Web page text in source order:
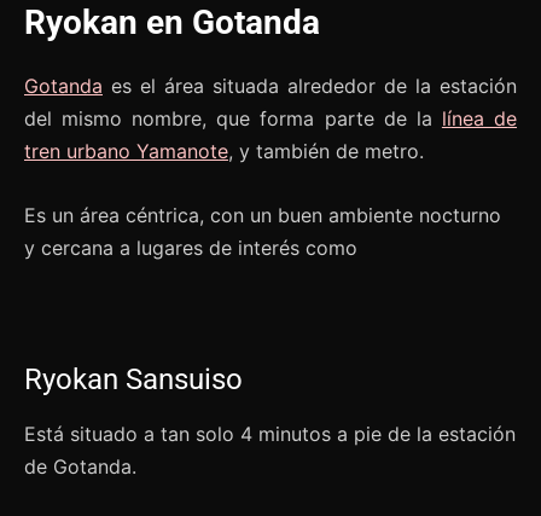
Ryokan en Gotanda
Gotanda es el área situada alrededor de la estación
del mismo nombre, que forma parte de la línea de
tren urbano Yamanote, y también de metro.
Es un área céntrica, con un buen ambiente nocturno
y cercana a lugares de interés como
Ryokan Sansuiso
Está situado a tan solo 4 minutos a pie de la estación
de Gotanda.